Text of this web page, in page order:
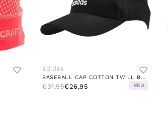
adidas
BASEBALL CAP COTTON TWILL BLACK / BLACK / WHITE
€31,95€26,95 REA